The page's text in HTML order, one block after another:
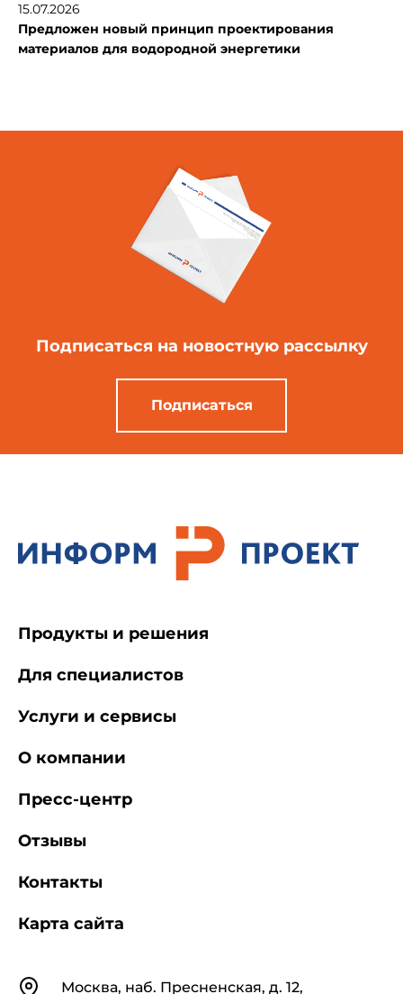
15.07.2026
Предложен новый принцип проектирования
материалов для водородной энергетики
Подписаться на новостную рассылку
Подписаться
КонтактыМосква, наб. Пресненская, д. 12,
Продукты и решения
Для специалистов
Услуги и сервисы
О компании
Пресс-центр
Отзывы
Контакты
Карта сайта